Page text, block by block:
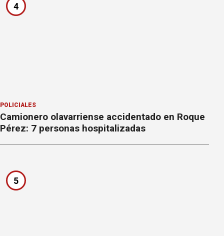
4
POLICIALES
Camionero olavarriense accidentado en Roque
Pérez: 7 personas hospitalizadas
5